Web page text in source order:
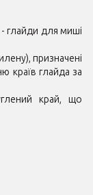
- глайди для миші
призначені
країв глайда за
край, що